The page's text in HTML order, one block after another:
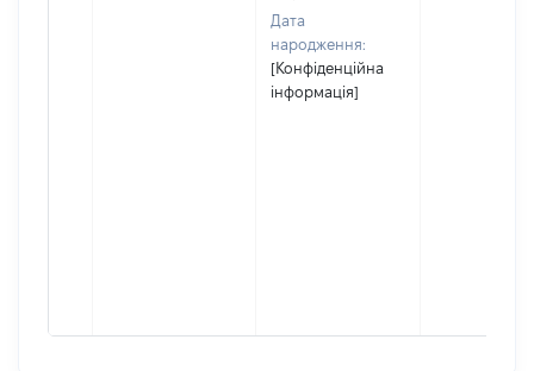
Дата
народження:
[Конфіденційна
інформація]